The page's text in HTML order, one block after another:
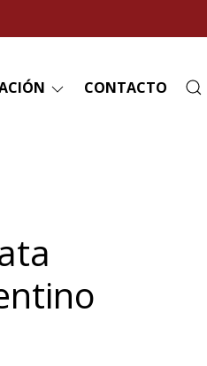
CONTACTO